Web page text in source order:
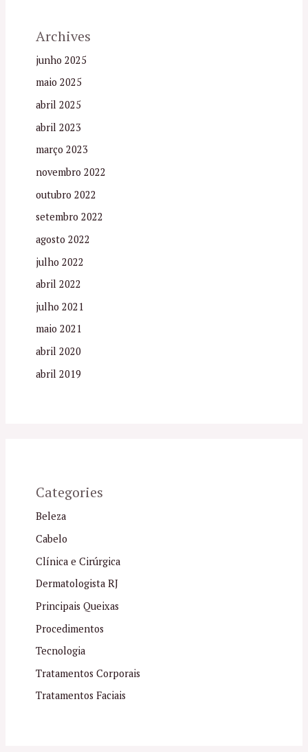
Archives
junho 2025
maio 2025
abril 2025
abril 2023
março 2023
novembro 2022
outubro 2022
setembro 2022
agosto 2022
julho 2022
abril 2022
julho 2021
maio 2021
abril 2020
abril 2019
Categories
Beleza
Cabelo
Clínica e Cirúrgica
Dermatologista RJ
Principais Queixas
Procedimentos
Tecnologia
Tratamentos Corporais
Tratamentos Faciais